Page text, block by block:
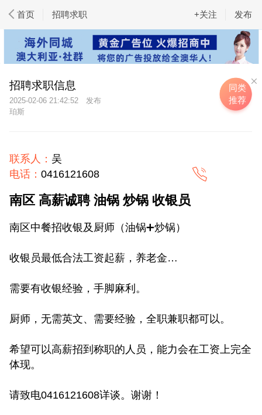
首页 招聘求职 发布
+关注
招聘求职信息
2025-02-06 21:42:52
珀斯
联系人： 吴
电话： 0416121608
南区 高薪诚聘 油锅 炒锅 收银员
南区中餐招收银及厨师（油锅➕炒锅）
收银员最低合法工资起薪，养老金…
需要有收银经验，手脚麻利。
厨师，无需英文、需要经验，全职兼职都可以。
希望可以高薪招到称职的人员，能力会在工资上完全
体现。
请致电0416121608详谈。谢谢！
同类
推荐